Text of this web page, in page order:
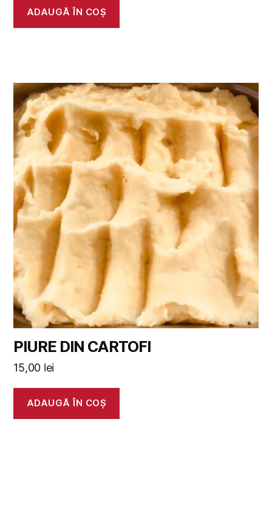
ADAUGĂ ÎN COȘ
PIURE DIN CARTOFI
15,00 lei
ADAUGĂ ÎN COȘ